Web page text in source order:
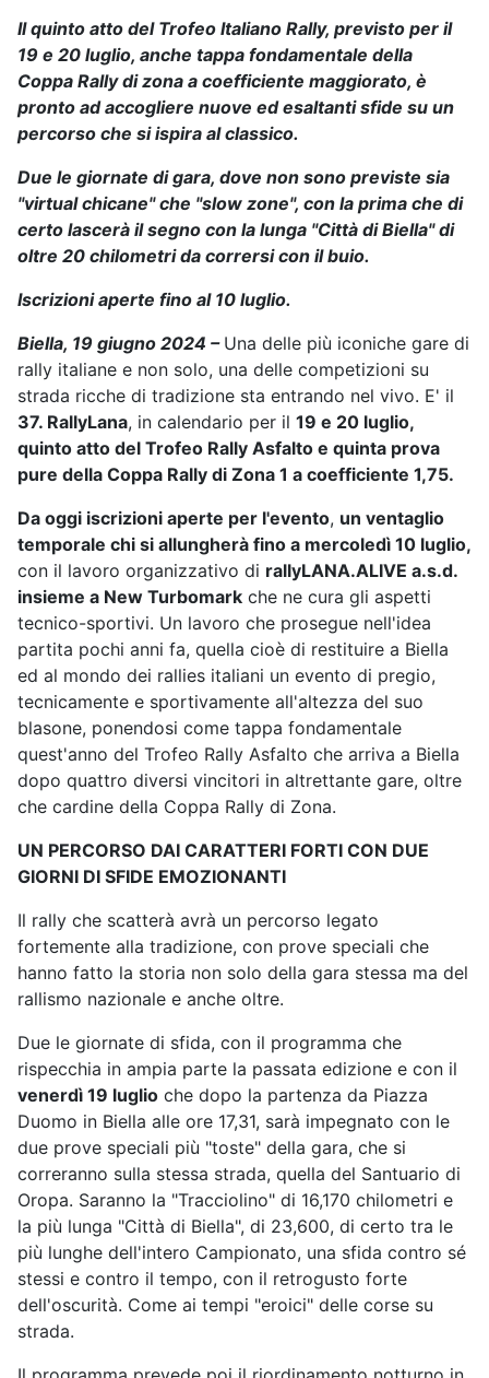
Il quinto atto del Trofeo Italiano Rally, previsto per il
19 e 20 luglio, anche tappa fondamentale della
Coppa Rally di zona a coefficiente maggiorato, è
pronto ad accogliere nuove ed esaltanti sfide su un
percorso che si ispira al classico.
Due le giornate di gara, dove non sono previste sia
"virtual chicane" che "slow zone", con la prima che di
certo lascerà il segno con la lunga "Città di Biella" di
oltre 20 chilometri da corrersi con il buio.
Iscrizioni aperte fino al 10 luglio.
Biella, 19 giugno 2024 – Una delle più iconiche gare di
rally italiane e non solo, una delle competizioni su
strada ricche di tradizione sta entrando nel vivo. E' il
37. RallyLana, in calendario per il 19 e 20 luglio,
quinto atto del Trofeo Rally Asfalto e quinta prova
pure della Coppa Rally di Zona 1 a coefficiente 1,75.
Da oggi iscrizioni aperte per l'evento, un ventaglio
temporale chi si allungherà fino a mercoledì 10 luglio,
con il lavoro organizzativo di rallyLANA.ALIVE a.s.d.
insieme a New Turbomark che ne cura gli aspetti
tecnico-sportivi. Un lavoro che prosegue nell'idea
partita pochi anni fa, quella cioè di restituire a Biella
ed al mondo dei rallies italiani un evento di pregio,
tecnicamente e sportivamente all'altezza del suo
blasone, ponendosi come tappa fondamentale
quest'anno del Trofeo Rally Asfalto che arriva a Biella
dopo quattro diversi vincitori in altrettante gare, oltre
che cardine della Coppa Rally di Zona.
UN PERCORSO DAI CARATTERI FORTI CON DUE
GIORNI DI SFIDE EMOZIONANTI
Il rally che scatterà avrà un percorso legato
fortemente alla tradizione, con prove speciali che
hanno fatto la storia non solo della gara stessa ma del
rallismo nazionale e anche oltre.
Due le giornate di sfida, con il programma che
rispecchia in ampia parte la passata edizione e con il
venerdì 19 luglio che dopo la partenza da Piazza
Duomo in Biella alle ore 17,31, sarà impegnato con le
due prove speciali più "toste" della gara, che si
correranno sulla stessa strada, quella del Santuario di
Oropa. Saranno la "Tracciolino" di 16,170 chilometri e
la più lunga "Città di Biella", di 23,600, di certo tra le
più lunghe dell'intero Campionato, una sfida contro sé
stessi e contro il tempo, con il retrogusto forte
dell'oscurità. Come ai tempi "eroici" delle corse su
strada.